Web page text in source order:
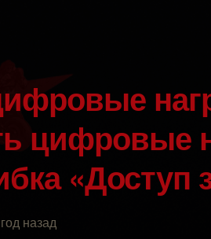
цифровые
«Доступ
назад